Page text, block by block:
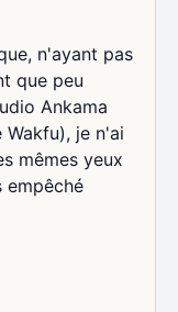
n'ayant pas
que peu
Ankama
Wakfu), je n'ai
mêmes yeux
empêché